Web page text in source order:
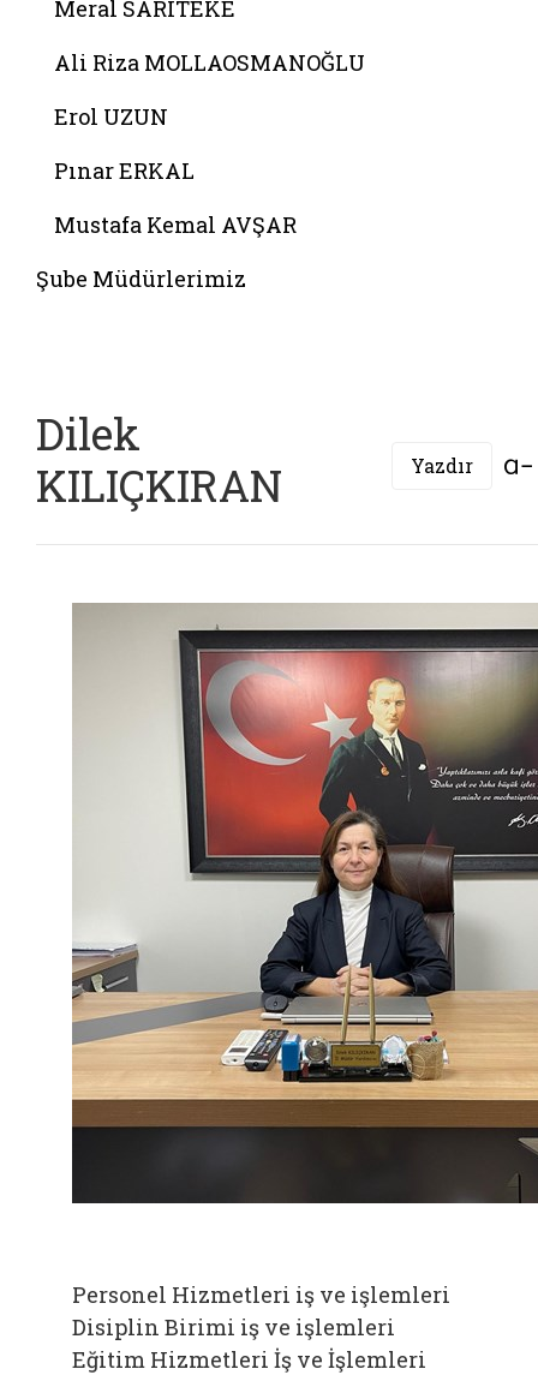
Meral SARITEKE
Ali Riza MOLLAOSMANOĞLU
Erol UZUN
Pınar ERKAL
Mustafa Kemal AVŞAR
Şube Müdürlerimiz
Dilek
KILIÇKIRAN
Yazdır
Personel Hizmetleri iş ve işlemleri
Disiplin Birimi iş ve işlemleri
Eğitim Hizmetleri İş ve İşlemleri